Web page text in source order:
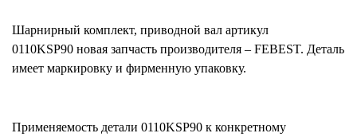
Шарнирный комплект, приводной вал артикул
0110KSP90 новая запчасть производителя – FEBEST. Деталь
имеет маркировку и фирменную упаковку.
Применяемость детали 0110KSP90 к конкретному